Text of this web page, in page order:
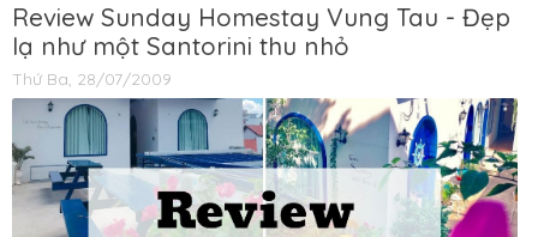
Review Sunday Homestay Vung Tau - Đẹp
lạ như một Santorini thu nhỏ
Thứ Ba, 28/07/2009